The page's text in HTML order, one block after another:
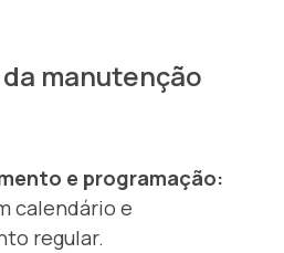
manutenção
e programação:
calendário e
regular.